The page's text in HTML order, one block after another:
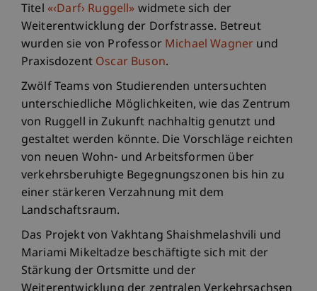
Titel «‹Darf› Ruggell» widmete sich der
Weiterentwicklung der Dorfstrasse. Betreut
wurden sie von Professor Michael Wagner und
Praxisdozent Oscar Buson.
Zwölf Teams von Studierenden untersuchten
unterschiedliche Möglichkeiten, wie das Zentrum
von Ruggell in Zukunft nachhaltig genutzt und
gestaltet werden könnte. Die Vorschläge reichten
von neuen Wohn- und Arbeitsformen über
verkehrsberuhigte Begegnungszonen bis hin zu
einer stärkeren Verzahnung mit dem
Landschaftsraum.
Das Projekt von Vakhtang Shaishmelashvili und
Mariami Mikeltadze beschäftigte sich mit der
Stärkung der Ortsmitte und der